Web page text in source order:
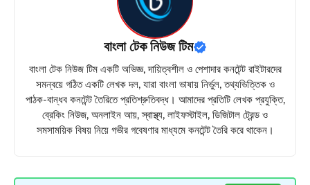
বাংলা টেক নিউজ টিম
বাংলা টেক নিউজ টিম একটি অভিজ্ঞ, দায়িত্বশীল ও পেশাদার কনটেন্ট রাইটারদের
সমন্বয়ে গঠিত একটি লেখক দল, যারা বাংলা ভাষায় নির্ভুল, তথ্যভিত্তিক ও
পাঠক-বান্ধব কনটেন্ট তৈরিতে প্রতিশ্রুতিবদ্ধ। আমাদের প্রতিটি লেখক প্রযুক্তি,
ব্রেকিং নিউজ, অনলাইন আয়, স্বাস্থ্য, লাইফস্টাইল, ডিজিটাল ট্রেন্ড ও
সমসাময়িক বিষয় নিয়ে গভীর গবেষণার মাধ্যমে কনটেন্ট তৈরি করে থাকেন।